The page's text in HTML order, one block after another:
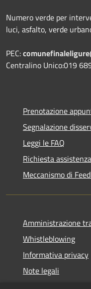
Numero verde per
luci, asfalto, verde
PEC:
Centralino Unico:019
Prenotazione
Segnalazione
Leggi le FAQ
Richiesta assistenza
Meccanismo di
Amministrazione
Whistleblowing
Informativa privacy
Note legali